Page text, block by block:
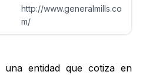
http://www.generalmills.co
m/
entidad que cotiza en